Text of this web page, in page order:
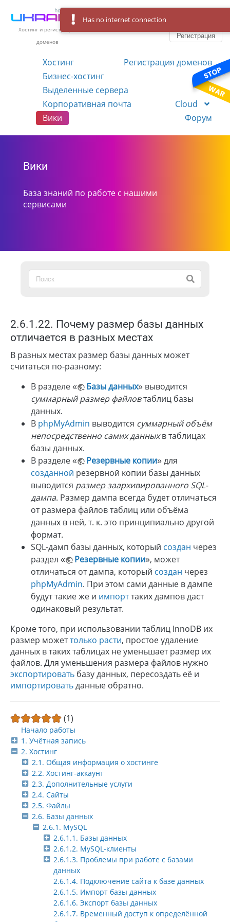
Хостинг и регистрация
доменов
Регистрация
Хостинг
Регистрация доменов
Бизнес-хостинг
VPS
Выделенные сервера
Корпоративная почта
Cloud
Вики
Форум
Вики
База знаний по работе с нашими
сервисами
Начало работы
1. Учётная запись
2. Хостинг
2.1. Общая информация о хостинге
2.2. Хостинг-аккаунт
2.3. Дополнительные услуги
2.4. Сайты
2.5. Файлы
2.6. Базы данных
2.6.1. MySQL
2.6.1.1. Базы данных
2.6.1.2. MySQL-клиенты
2.6.1.3. Проблемы при работе с базами
данных
2.6.1.4. Подключение сайта к базе данных
2.6.1.5. Импорт базы данных
2.6.1.6. Экспорт базы данных
2.6.1.7. Временный доступ к определённой
2.6.1.22. Почему размер базы данных
отличается в разных местах
В разных местах размер базы данных может
считаться по-разному:
В разделе «
Базы данных» выводится
суммарный размер файловтаблиц базы
данных.
В phpMyAdmin выводится суммарный объём
непосредственно самих данныхв таблицах
базы данных.
В разделе «
Резервные копии» для
созданной резервной копии базы данных
выводится размер заархивированного SQL-
дампа. Размер дампа всегда будет отличаться
от размера файлов таблиц или объёма
данных в ней, т. к. это принципиально другой
формат.
SQL-дамп базы данных, который создан через
раздел «
Резервные копии», может
отличаться от дампа, который создан через
phpMyAdmin. При этом сами данные в дампе
будут такие же и импорттаких дампов даст
одинаковый результат.
Кроме того, при использовании таблиц InnoDB их
размер можеттолько расти, простое удаление
данных в таких таблицах не уменьшает размер их
файлов. Для уменьшения размера файлов нужно
экспортировать базу данных, пересоздать её и
импортироватьданные обратно.
(1)
Has no internet connection